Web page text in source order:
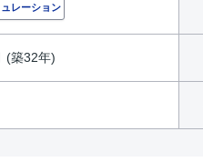
レーション
(築32年)